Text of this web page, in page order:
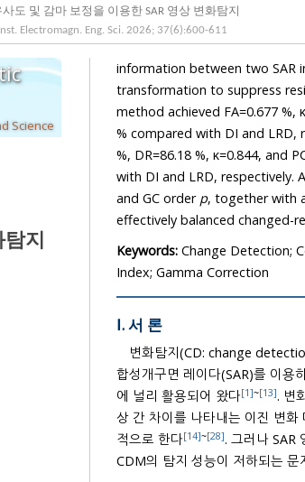
도 및 감마 보정을 이용한 SAR 영상 변화탐지
J. Korean Inst. Electromagn. Eng. Sci. 2026; 37(6):600-611
The Korean Institute of Electromagnetic Engineering and Science
지
information between two SAR intensity
transformation to suppress residual speckle
method achieved FA=0.677 %, κ=0.855, and PCD=99.32 %, reducing FA by 87.7 % and 82.1
% compared with DI and LRD, respectively.
%, DR=86.18 %, κ=0.844, and PCD=95.87 %, reducing FA by 27.1 % and 15.5 % compared
with DI and LRD, respectively. An additional sensitivity
and GC order p, together with an ablation study, verified that the proposed framework
effectively balanced changed-
Keywords: Change Detection;
Index; Gamma Correction
Ⅰ. 서 론
변화탐지(CD: change
합성개구면 레이다(SAR)를 이용하여 관측 지역에서 발생한 재난의 모니터
에 널리 활용되어 왔다[1]~[13]. 변화탐지 맵(CDM: change
상 간 차이를 나타내는 이진 변화 마스
적으로 한다[14]~[28]. 그러나 SAR 영상은
CDM의 탐지 성능이 저하되는 문